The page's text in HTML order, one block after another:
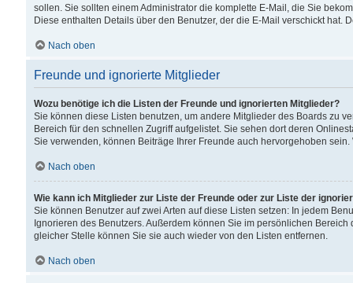
sollen. Sie sollten einem Administrator die komplette E-Mail, die Sie
Diese enthalten Details über den Benutzer, der die E-Mail verschickt hat.
Nach oben
Freunde und ignorierte Mitglieder
Wozu benötige ich die Listen der Freunde und ignorierten Mitglieder?
Sie können diese Listen benutzen, um andere Mitglieder des Boards zu
Bereich für den schnellen Zugriff aufgelistet. Sie sehen dort deren
Sie verwenden, können Beiträge Ihrer Freunde auch hervorgehoben
Nach oben
Wie kann ich Mitglieder zur Liste der Freunde oder zur Liste der
Sie können Benutzer auf zwei Arten auf diese Listen setzen: In jedem
Ignorieren des Benutzers. Außerdem können Sie im persönlichen
gleicher Stelle können Sie sie auch wieder von den Listen entfernen.
Nach oben